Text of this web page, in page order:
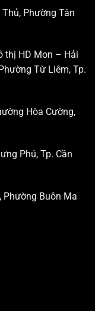
Phường Tân
thị HD Mon – Hải
Từ Liêm, Tp.
Hòa Cường,
Phú, Tp. Cần
Phường Buôn Ma